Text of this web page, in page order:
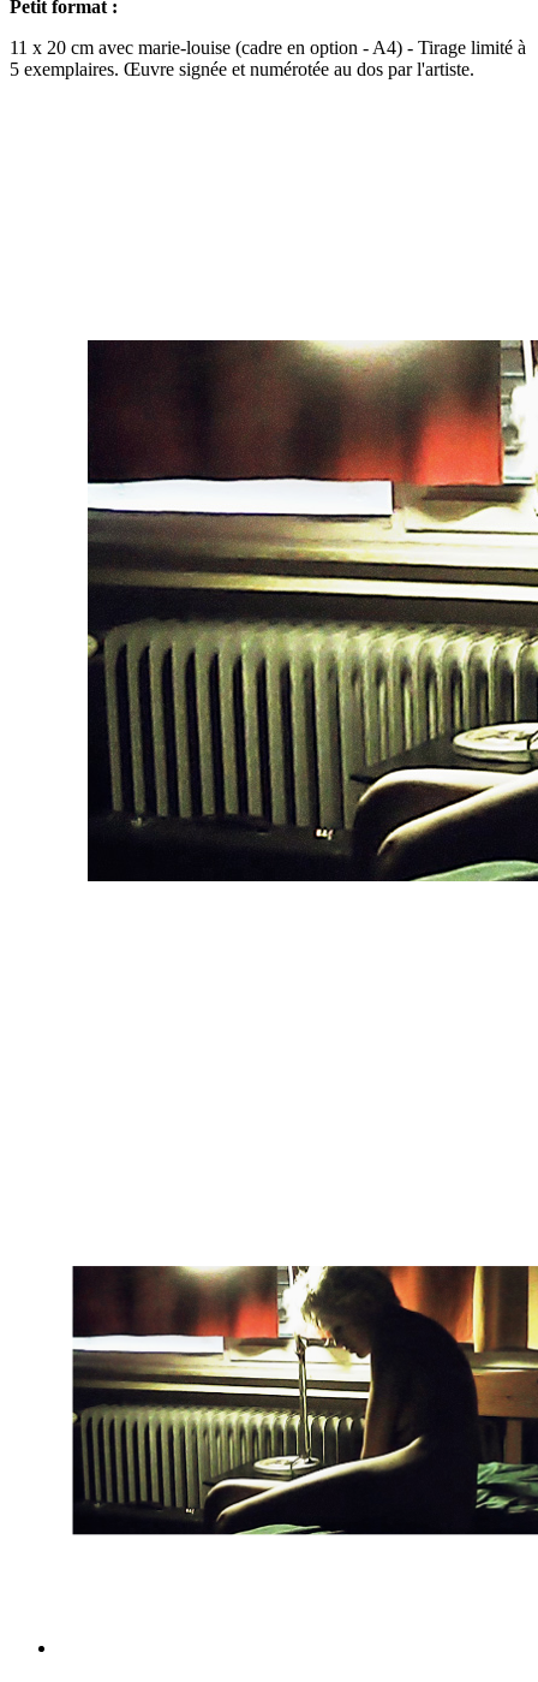
Petit format :
11 x 20 cm avec marie-louise (cadre en option - A4) - Tirage limité à
5 exemplaires. Œuvre signée et numérotée au dos par l'artiste.